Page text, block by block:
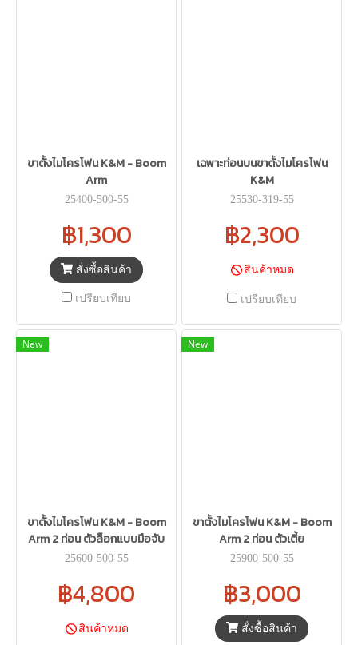
ขาตั้งไมโครโฟน K&M - Boom
Arm
25400-500-55
฿1,300
สั่งซื้อสินค้า
เปรียบเทียบ
เฉพาะท่อนบนขาตั้งไมโครโฟน
K&M
25530-319-55
฿2,300
สินค้าหมด
เปรียบเทียบ
New
ขาตั้งไมโครโฟน K&M - Boom
Arm 2 ท่อน ตัวล็อกแบบมือจับ
25600-500-55
฿4,800
สินค้าหมด
New
ขาตั้งไมโครโฟน K&M - Boom
Arm 2 ท่อน ตัวเตี้ย
25900-500-55
฿3,000
สั่งซื้อสินค้า